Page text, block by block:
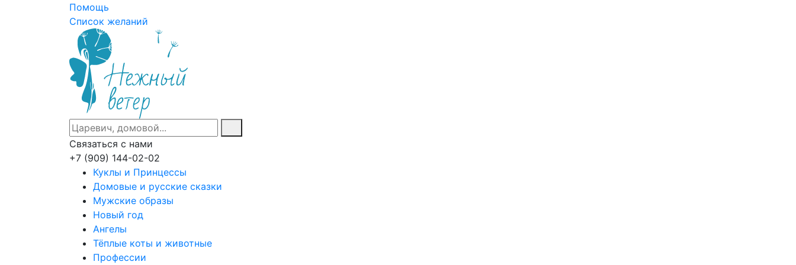
Помощь
Список желаний
Связаться с нами
+7 (909) 144-02-02
Куклы и Принцессы
Домовые и русские сказки
Мужские образы
Новый год
Ангелы
Тёплые коты и животные
Профессии